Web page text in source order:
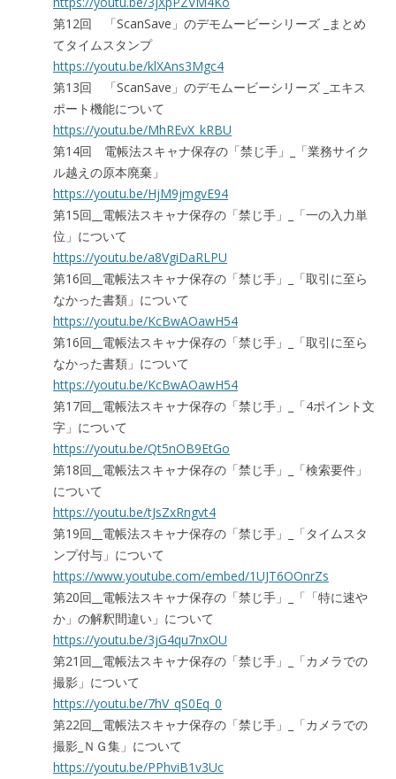
第12回 「ScanSave」のデモムービーシリーズ _まとめ
てタイムスタンプ
https://youtu.be/klXAns3Mgc4
第13回 「ScanSave」のデモムービーシリーズ _エキス
ポート機能について
https://youtu.be/MhREvX_kRBU
第14回 電帳法スキャナ保存の「禁じ手」_「業務サイク
ル越えの原本廃棄」
https://youtu.be/HjM9jmgvE94
第15回__電帳法スキャナ保存の「禁じ手」_「一の入力単
位」について
https://youtu.be/a8VgiDaRLPU
第16回__電帳法スキャナ保存の「禁じ手」_「取引に至ら
なかった書類」について
https://youtu.be/KcBwAOawH54
第16回__電帳法スキャナ保存の「禁じ手」_「取引に至ら
なかった書類」について
https://youtu.be/KcBwAOawH54
第17回__電帳法スキャナ保存の「禁じ手」_「4ポイント文
字」について
https://youtu.be/Qt5nOB9EtGo
第18回__電帳法スキャナ保存の「禁じ手」_「検索要件」
について
https://youtu.be/tJsZxRngvt4
第19回__電帳法スキャナ保存の「禁じ手」_「タイムスタ
ンプ付与」について
https://www.youtube.com/embed/1UJT6OOnrZs
第20回__電帳法スキャナ保存の「禁じ手」_「「特に速や
か」の解釈間違い」について
https://youtu.be/3jG4qu7nxOU
第21回__電帳法スキャナ保存の「禁じ手」_「カメラでの
撮影」について
https://youtu.be/7hV_qS0Eq_0
第22回__電帳法スキャナ保存の「禁じ手」_「カメラでの
撮影_ＮＧ集」について
https://youtu.be/PPhviB1v3Uc